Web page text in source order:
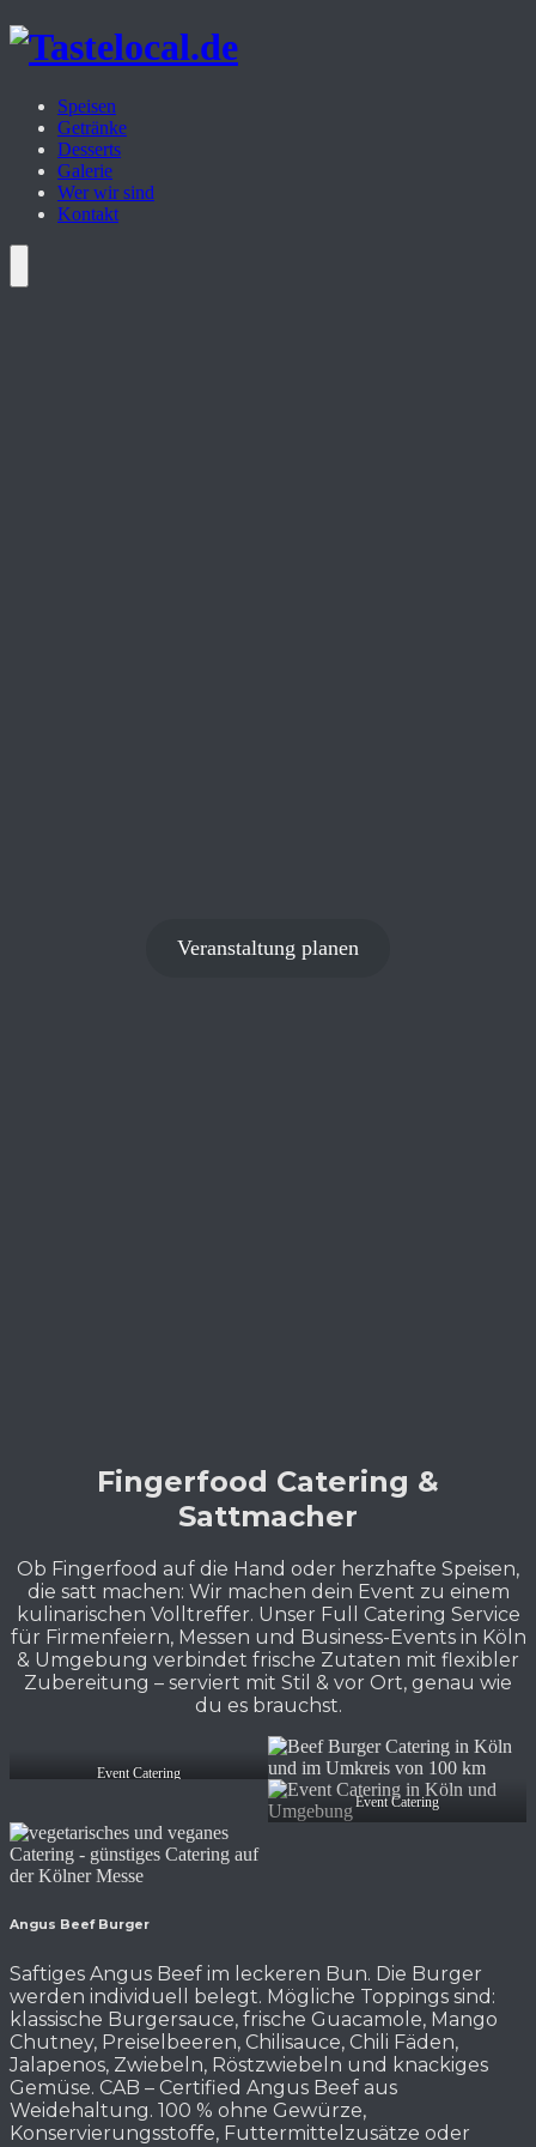
Zum
Inhalt
Speisen
Getränke
Desserts
Galerie
Wer wir sind
Kontakt
Menü
Veranstaltung planen
Fingerfood Catering &
Sattmacher
Ob Fingerfood auf die Hand oder herzhafte Speisen,
die satt machen: Wir machen dein Event zu einem
kulinarischen Volltreffer. Unser Full Catering Service
für Firmenfeiern, Messen und Business-Events in Köln
& Umgebung verbindet frische Zutaten mit flexibler
Zubereitung – serviert mit Stil & vor Ort, genau wie
du es brauchst.
Event Catering
Event Catering
Angus Beef Burger
Saftiges Angus Beef im leckeren Bun. Die Burger
werden individuell belegt. Mögliche Toppings sind:
klassische Burgersauce, frische Guacamole, Mango
Chutney, Preiselbeeren, Chilisauce, Chili Fäden,
Jalapenos, Zwiebeln, Röstzwiebeln und knackiges
Gemüse. CAB – Certified Angus Beef aus
Weidehaltung. 100 % ohne Gewürze,
Konservierungsstoffe, Futtermittelzusätze oder